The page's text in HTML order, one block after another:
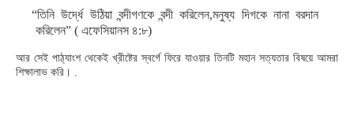
“তিনি উর্দ্ধে উঠিয়া বন্দীগণকে বন্দী করিলেন,মনুষ্য দিগকে নানা বরদান
করিলেন” ( এফেসিয়ানস ৪:৮)
আর সেই পাঠ্যাংশ থেকেই খ্রীষ্টের স্বর্গে ফিরে যাওয়ার তিনটি মহান সত্যতার বিষয়ে আমরা
শিক্ষালাভ করি। .